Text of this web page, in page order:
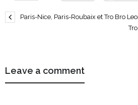
Paris-Nice, Paris-Roubaix et Tro Bro
Leave a comment